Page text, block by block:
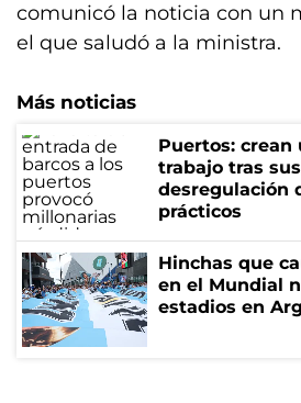
comunicó la noticia con un
el que saludó a la ministra.
Más noticias
Puertos: crean
trabajo tras
desregulación
prácticos
Hinchas que
en el Mundial
estadios en